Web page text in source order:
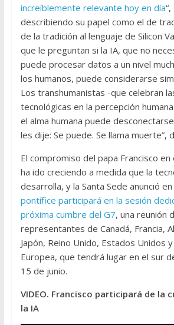
increíblemente relevante hoy en día
describiendo su papel como el de
de la tradición al lenguaje de Silicon
que le preguntan si la IA, que no
puede procesar datos a un nivel
los humanos, puede considerarse
Los transhumanistas -que celebran
tecnológicas en la percepción
el alma humana puede
les dije: Se puede. Se llama muerte”,
El compromiso del papa Francisco en
ha ido creciendo a medida que la
desarrolla, y la Santa Sede anunció
pontífice participará en la sesión
próxima cumbre del G7, una reunión
representantes de Canadá, Francia,
Japón, Reino Unido, Estados Unidos
Europea, que tendrá lugar en el sur
15 de junio.
VIDEO. Francisco participará de la
la IA